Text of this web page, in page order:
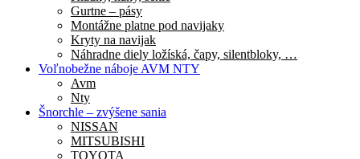
Gurtne – pásy
Montážne platne pod navijaky
Kryty na navijak
Náhradne diely ložíská, čapy, silentbloky, …
Voľnobežne náboje AVM NTY
Avm
Nty
Šnorchle – zvýšene sania
NISSAN
MITSUBISHI
TOYOTA